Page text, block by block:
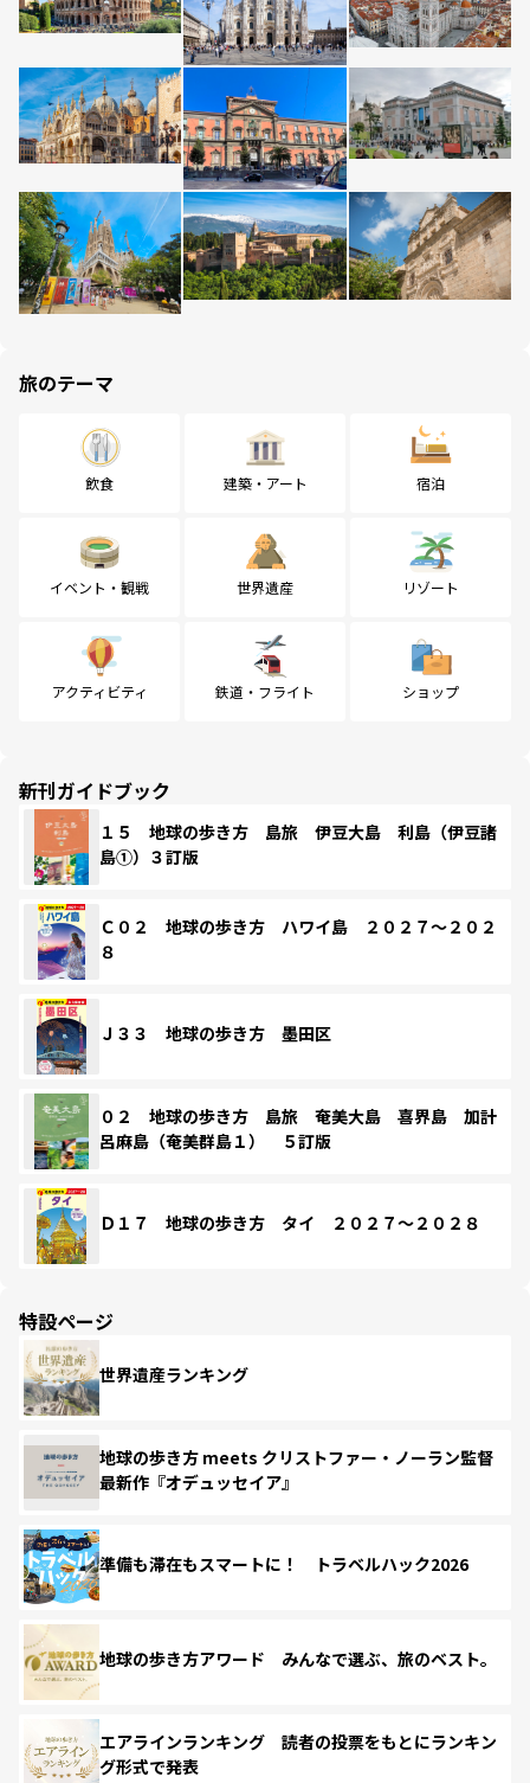
旅のテーマ
飲食 建築・アート 宿泊
イベント・観戦 世界遺産 リゾート
アクティビティ 鉄道・フライト ショップ
新刊ガイドブック
１５ 地球の歩き方 島旅 伊豆大島 利島（伊豆諸
島①）３訂版
Ｃ０２ 地球の歩き方 ハワイ島 ２０２７～２０２
８
Ｊ３３ 地球の歩き方 墨田区
０２ 地球の歩き方 島旅 奄美大島 喜界島 加計
呂麻島（奄美群島１） ５訂版
Ｄ１７ 地球の歩き方 タイ ２０２７～２０２８
特設ページ
世界遺産ランキング
地球の歩き方 meets クリストファー・ノーラン監督
最新作『オデュッセイア』
準備も滞在もスマートに！ トラベルハック2026
地球の歩き方アワード みんなで選ぶ、旅のベスト。
エアラインランキング 読者の投票をもとにランキン
グ形式で発表